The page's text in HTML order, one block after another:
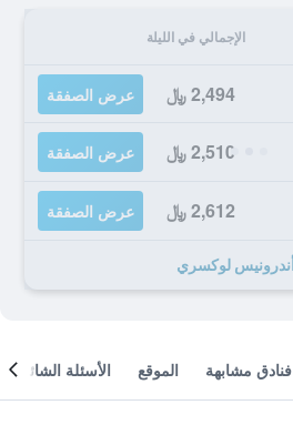
الإجمالي في الليلة
2,494 ﷼ عرض الصفقة
2,510 ﷼ عرض الصفقة
2,612 ﷼ عرض الصفقة
فنادق مشابهة الموقع الأسئلة الشائعة